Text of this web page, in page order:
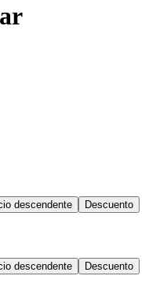
descendente Descuento
descendente Descuento